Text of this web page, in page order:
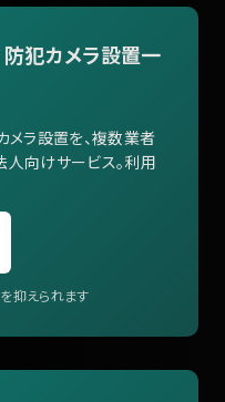
犯カメラ設置一
メラ設置を、複数業者
向けサービス。利用
抑えられます